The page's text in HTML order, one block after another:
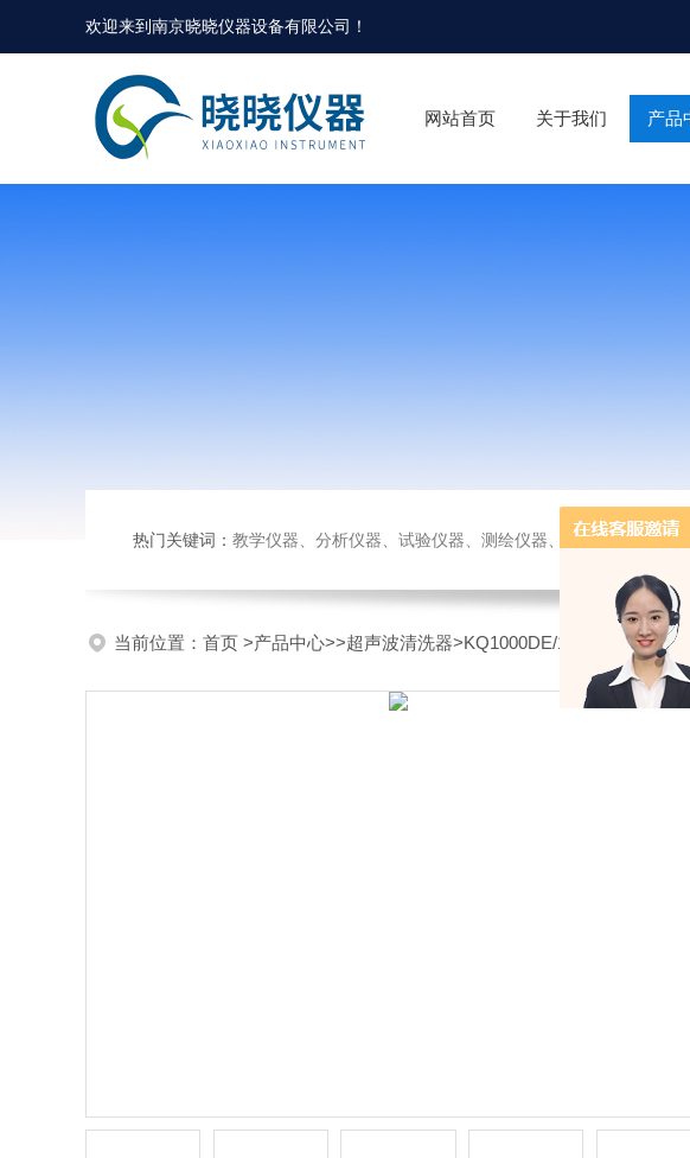
欢迎来到南京晓晓仪器设备有限公司 ！
网站首页 关于我们 产品
热门关键词： 教学仪器、分析仪器、试验仪器、测绘仪器、玻璃仪器、水质测试剂、办
当前位置： 首页 >产品中心>>超声波清洗器>KQ1000DE/1000E/2000DE